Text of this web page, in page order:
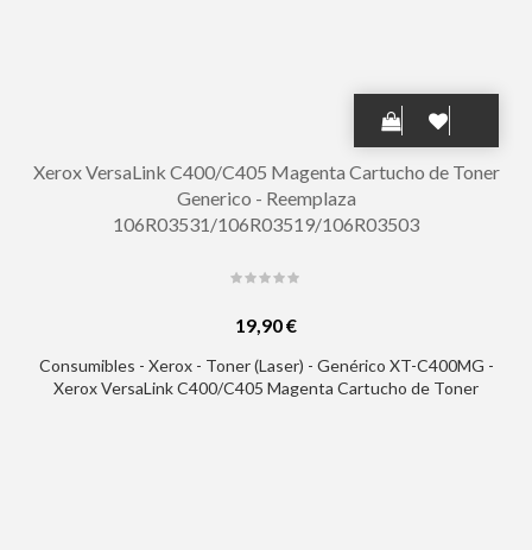
Xerox VersaLink C400/C405 Magenta Cartucho de Toner
Generico - Reemplaza
106R03531/106R03519/106R03503
19,90 €
Consumibles - Xerox - Toner (Laser) - Genérico XT-C400MG -
Xerox VersaLink C400/C405 Magenta Cartucho de Toner